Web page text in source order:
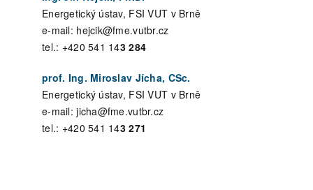
Energetický ústav, FSI VUT v Brně
e-mail: hejcik@fme.vutbr.cz
tel.: +420 541 143 284
prof. Ing. Miroslav Jícha, CSc.
Energetický ústav, FSI VUT v Brně
e-mail: jicha@fme.vutbr.cz
tel.: +420 541 143 271